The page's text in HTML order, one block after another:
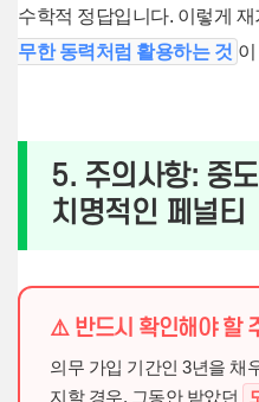
수학적 정답입니다. 이렇게
무한 동력처럼 활용하는 것
5. 주의사항: 중
치명적인 페널티
⚠️ 반드시 확인해야 할
의무 가입 기간인 3년을 채
지할 경우, 그동안 받았던